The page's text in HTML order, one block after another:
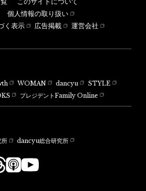
個人情報の取り扱い
く表示
広告掲載
運営会社
WOMAN dancyu
STYLE
プレジデントFamily Online
所 dancyu総合研究所